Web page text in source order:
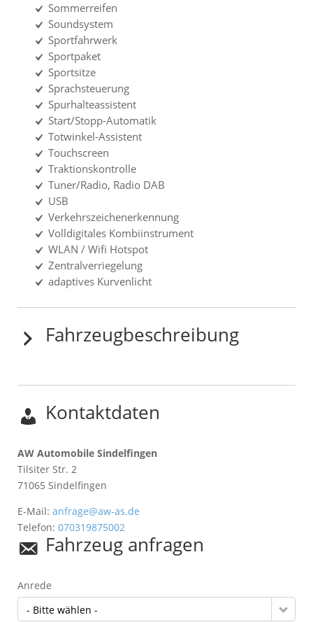
Sommerreifen
Soundsystem
Sportfahrwerk
Sportpaket
Sportsitze
Sprachsteuerung
Spurhalteassistent
Start/Stopp-Automatik
Totwinkel-Assistent
Touchscreen
Traktionskontrolle
Tuner/Radio, Radio DAB
USB
Verkehrszeichenerkennung
Volldigitales Kombiinstrument
WLAN / Wifi Hotspot
Zentralverriegelung
adaptives Kurvenlicht
Fahrzeugbeschreibung
Kontaktdaten
AW Automobile Sindelfingen
Tilsiter Str. 2
71065 Sindelfingen
E-Mail: anfrage@aw-as.de
Telefon: 070319875002
Fahrzeug anfragen
Anrede
- Bitte wählen -